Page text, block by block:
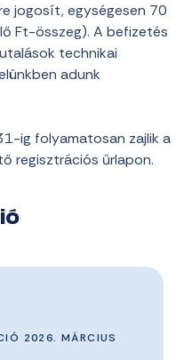
jogosít, egységesen 70
Ft-összeg). A befizetés
technikai
adunk
ig folyamatosan zajlik a
regisztrációs űrlapon.
2026. MÁRCIUS